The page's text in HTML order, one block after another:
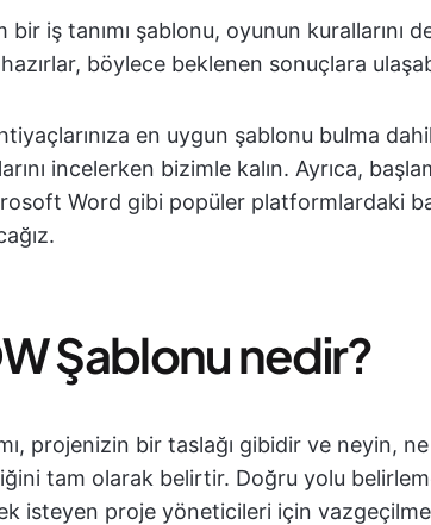
bir iş tanımı şablonu, oyunun kurallarını
böylece beklenen sonuçlara
en uygun şablonu bulma
incelerken bizimle kalın. Ayrıca,
Word gibi popüler platformlardaki
Şablonu nedir?
projenizin bir taslağı gibidir ve neyin,
tam olarak belirtir. Doğru yolu
isteyen proje yöneticileri için